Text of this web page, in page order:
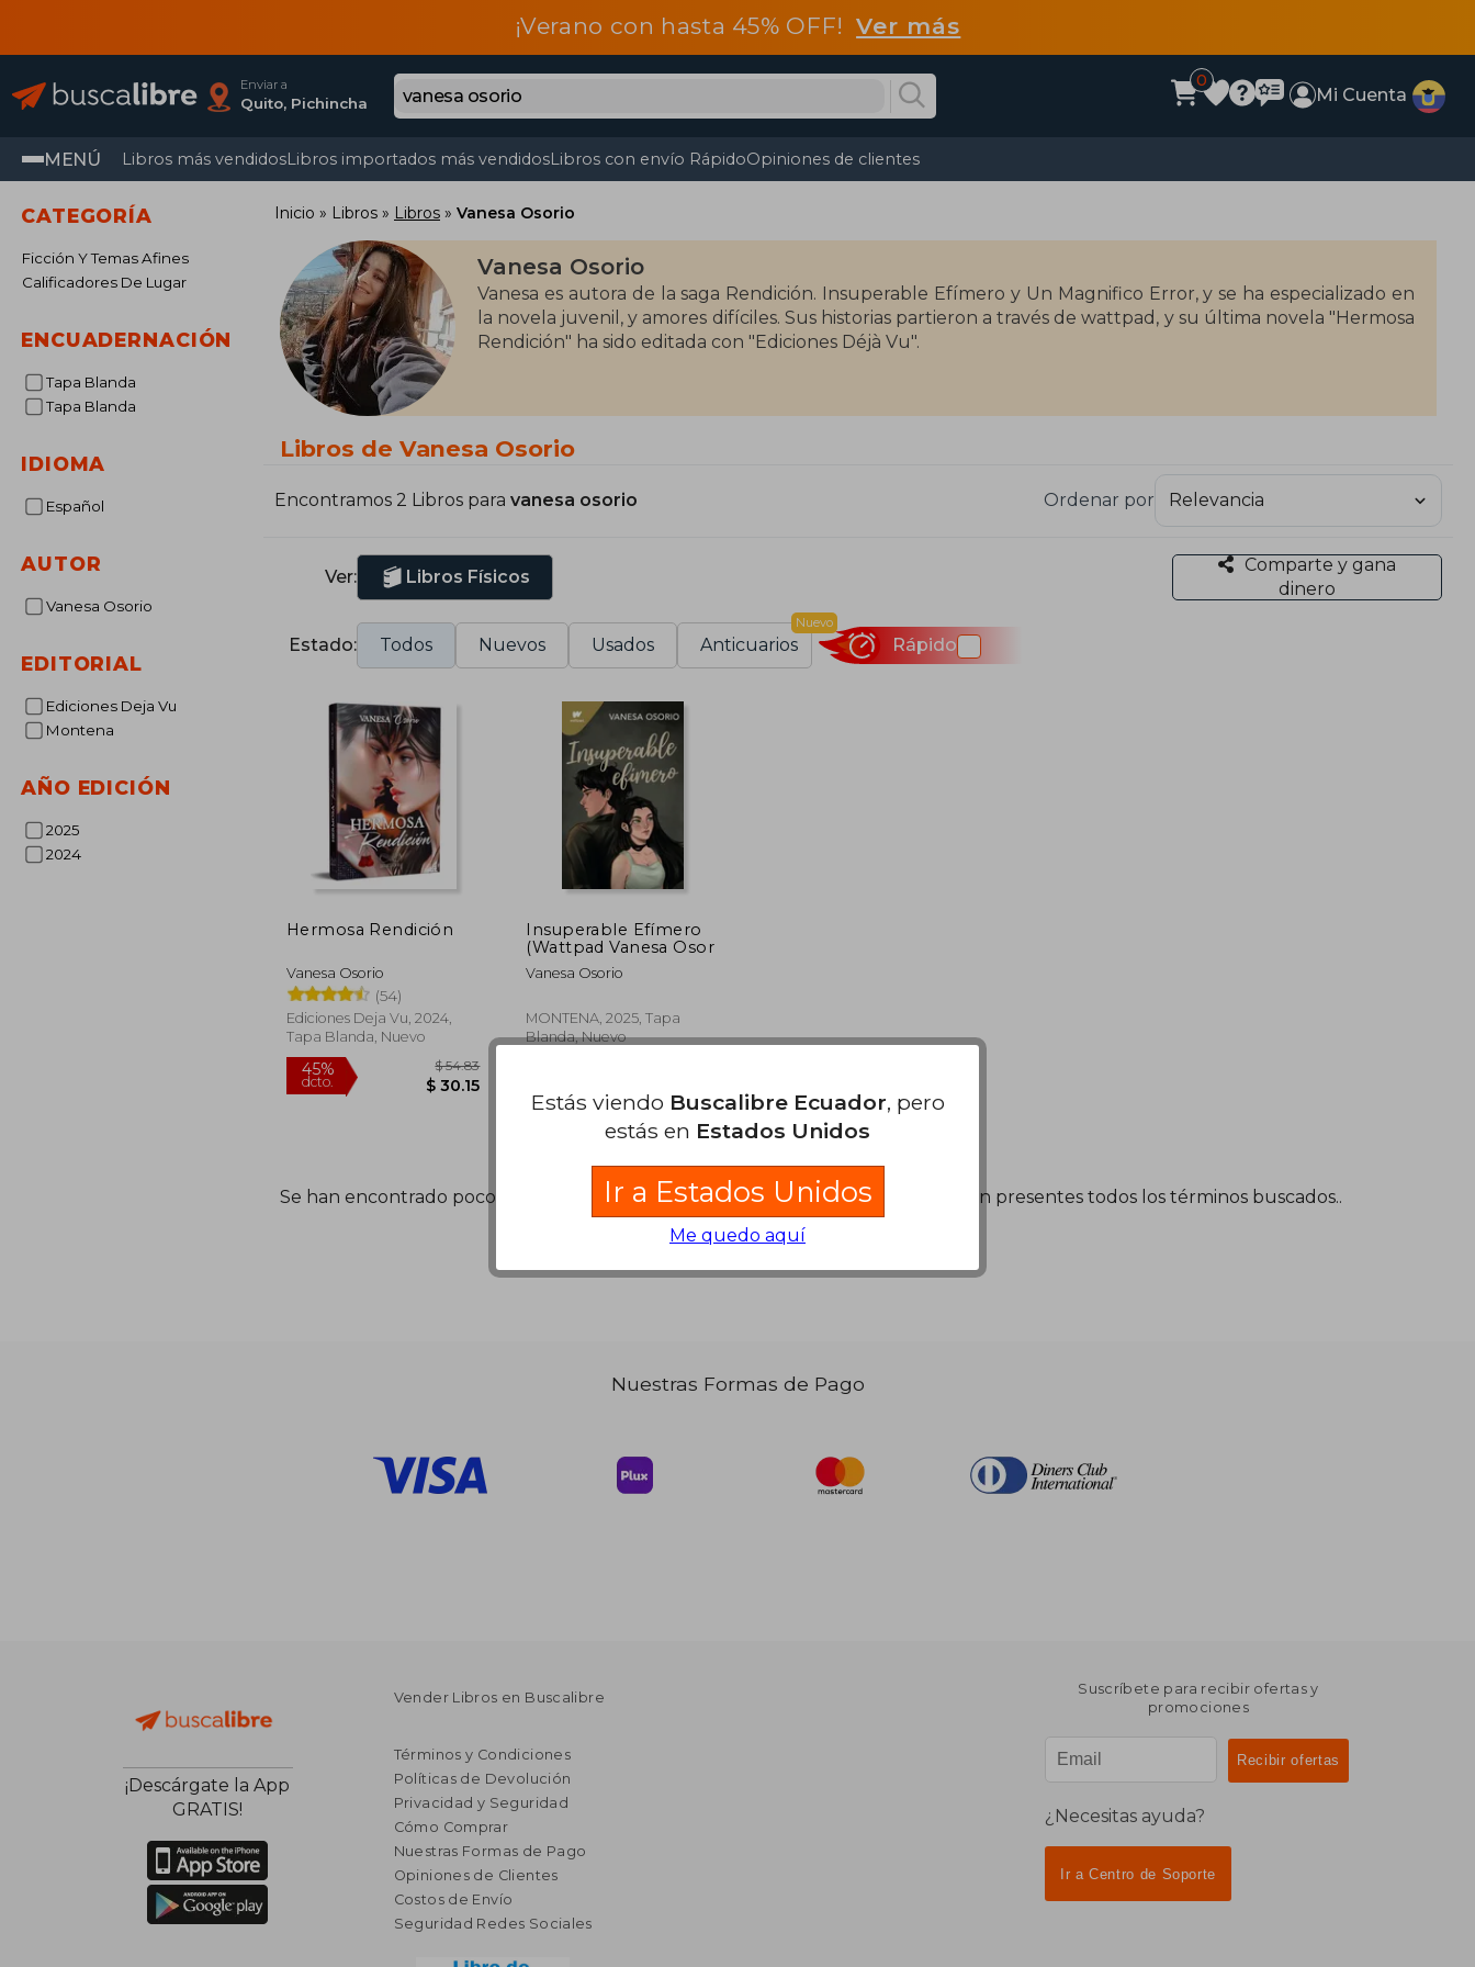
¡Verano con hasta 45% OFF!Ver más
Enviar a
Quito, Pichincha
0
Mi Cuenta
MENÚ Libros más vendidosLibros importados más vendidosLibros con envío RápidoOpiniones de clientes
CATEGORÍA
Ficción Y Temas Afines
Calificadores De Lugar
ENCUADERNACIÓN
Tapa Blanda
Tapa Blanda
IDIOMA
Español
AUTOR
Vanesa Osorio
EDITORIAL
Ediciones Deja Vu
Montena
AÑO EDICIÓN
2025
2024
Inicio Libros Libros Vanesa Osorio
Vanesa Osorio
Vanesa es autora de la saga Rendición. Insuperable Efímero y Un Magnifico Error, y se ha especializado en
la novela juvenil, y amores difíciles. Sus historias partieron a través de wattpad, y su última novela "Hermosa
Rendición" ha sido editada con "Ediciones Déjà Vu".
Libros de Vanesa Osorio
Encontramos 2 Libros para vanesa osorio Ordenar por
Ver: Libros Físicos
Comparte y gana
dinero
Estado: Todos Nuevos Usados Anticuarios
Nuevo
Rápido
Hermosa Rendición
Vanesa Osorio
(54)
Ediciones Deja Vu, 2024,
Tapa Blanda, Nuevo
45%
dcto. $ 30.15
Insuperable Efímero
(Wattpad Vanesa Osor
Vanesa Osorio
MONTENA, 2025, Tapa
Blanda, Nuevo
45%
dcto.
$ 53.37
$ 29.35
Se han encontrado pocos libros. PuedesRepetir la Búsqueda sin exigir que estén presentes todos los términos buscados..
Nuestras Formas de Pago
¡Descárgate la App
GRATIS!
Vender Libros en Buscalibre
Términos y Condiciones
Políticas de Devolución
Privacidad y Seguridad
Cómo Comprar
Nuestras Formas de Pago
Opiniones de Clientes
Costos de Envío
Seguridad Redes Sociales
Suscríbete para recibir ofertas y
promociones
¿Necesitas ayuda?
Ir a Centro de Soporte
Estás viendo Buscalibre Ecuador, pero
estás en Estados Unidos
Ir a Estados Unidos
Me quedo aquí